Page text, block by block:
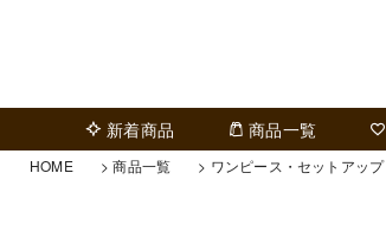
新着商品 商品一覧
HOME 商品一覧 ワンピース・セットアップ